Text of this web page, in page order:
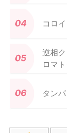
コロ
逆相
ロマ
タン